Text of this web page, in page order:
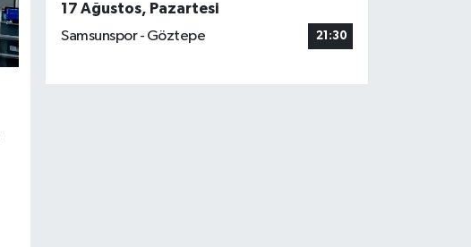
17 Ağustos, Pazartesi
Samsunspor - Göztepe
21:30